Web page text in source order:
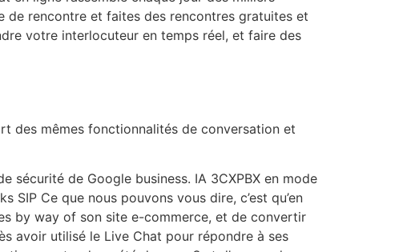
de rencontre et faites des rencontres gratuites et
votre interlocuteur en temps réel, et faire des
des mêmes fonctionnalités de conversation et
sécurité de Google business. IA 3CXPBX en mode
SIP Ce que nous pouvons vous dire, c’est qu’en
by way of son site e-commerce, et de convertir
avoir utilisé le Live Chat pour répondre à ses